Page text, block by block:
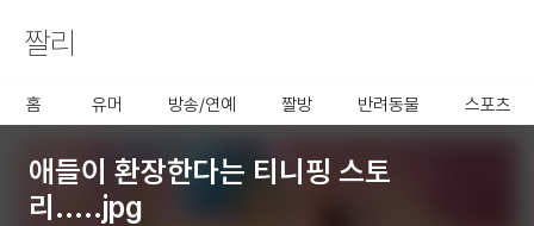
짤리
홈 유머 방송/연예 짤방 반려동물 스포츠
애들이 환장한다는 티니핑 스토
리.....jpg